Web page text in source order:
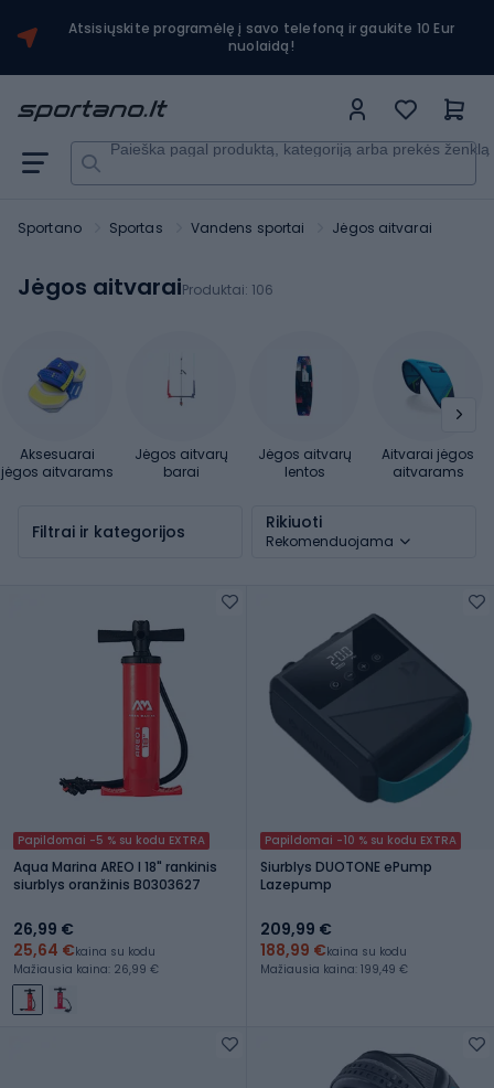
Atsisiųskite programėlę į savo telefoną ir gaukite 10 Eur
nuolaidą!
Paieška pagal produktą, kategoriją arba prekės ženklą
Sportano Sportas Vandens sportai Jėgos aitvarai
Jėgos aitvaraiProduktai: 106
Aksesuarai
jėgos aitvarams
Jėgos aitvarų
barai
Jėgos aitvarų
lentos
Aitvarai jėgos
aitvarams
Filtrai ir kategorijos Rikiuoti
Rekomenduojama
Papildomai -5 % su kodu EXTRA
Aqua Marina AREO I 18" rankinis
siurblys oranžinis B0303627
26,99 €
25,64 €kaina su kodu
Mažiausia kaina: 26,99 €
Papildomai -10 % su kodu EXTRA
Siurblys DUOTONE ePump
Lazepump
209,99 €
188,99 €kaina su kodu
Mažiausia kaina: 199,49 €